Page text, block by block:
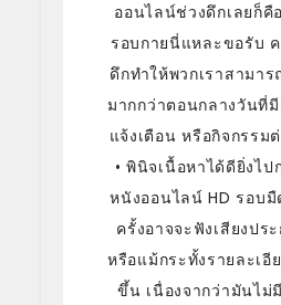
ออนไลน์ช่วงดึกเลยก็
รอบกายนี่แหละขอรับ ค
ดึกทำให้พวกเราสามา
มากกว่าตอนกลางวันที่มี
แจ้งเตือน หรือกิจกรรม
• พินิจเนื้อหาได้ดียิ่งไป
หนังออนไลน์ HD รอบมื
ครั้งอาจจะฟังเสียงป
หรือแม้กระทั้งรายละเอี
ขึ้น เนื่องจากว่ามันไม่